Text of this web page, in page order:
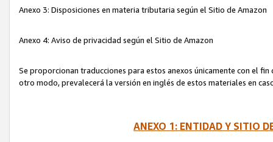
Anexo 3: Disposiciones en materia tributaria según el Sitio de Amazon
Anexo 4: Aviso de privacidad según el Sitio de Amazon
Se proporcionan traducciones para estos anexos únicamente con el
otro modo, prevalecerá la versión en inglés de estos materiales en
ANEXO 1: ENTIDAD Y SITIO